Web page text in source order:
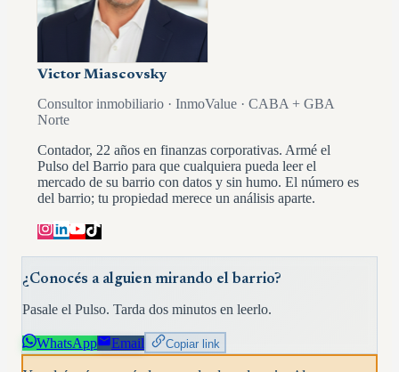
Victor Miascovsky
Consultor inmobiliario · InmoValue · CABA + GBA
Norte
Contador, 22 años en finanzas corporativas. Armé el
Pulso del Barrio para que cualquiera pueda leer el
mercado de su barrio con datos y sin humo. El número es
del barrio; tu propiedad merece un análisis aparte.
¿Conocés a alguien mirando el barrio?
Pasale el Pulso. Tarda dos minutos en leerlo.
WhatsApp Email Copiar link